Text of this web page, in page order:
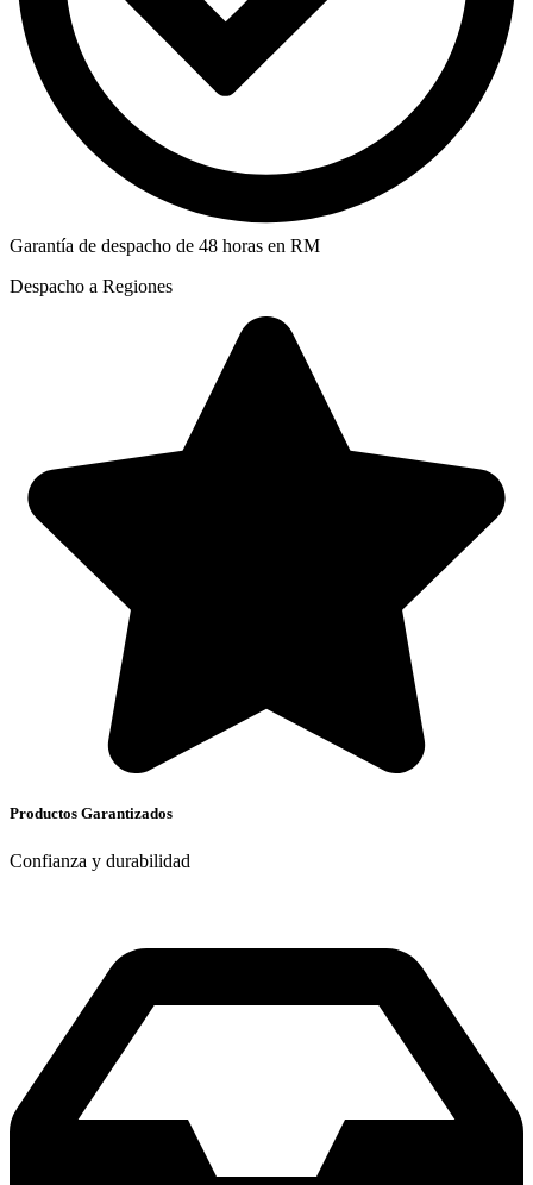
Garantía de despacho de 48 horas en RM
Despacho a Regiones
Productos Garantizados
Confianza y durabilidad